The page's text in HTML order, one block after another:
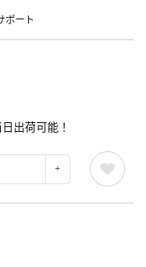
ポート
出荷可能！